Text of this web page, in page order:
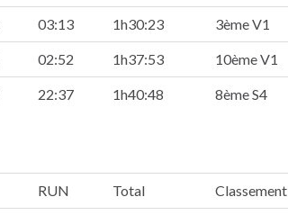
03:13 1h30:23 3ème V1
02:52 1h37:53 10ème V1
22:37 1h40:48 8ème S4
RUN Total Classement